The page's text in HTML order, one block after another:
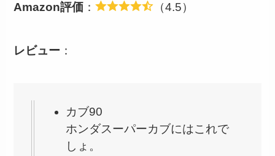
Amazon評価 ： （4.5）
レビュー ：
カブ90
ホンダスーパーカブにはこれで
しょ。